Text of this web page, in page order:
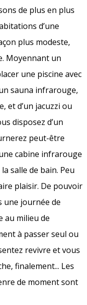
de plus en plus
d’une
plus modeste,
Moyennant un
une piscine avec
sauna infrarouge,
et d’un jacuzzi ou
disposez d’un
peut-être
cabine infrarouge
salle de bain. Peu
plaisir. De pouvoir
une journée de
au milieu de
à passer seul ou
revivre et vous
finalement... Les
de moment sont